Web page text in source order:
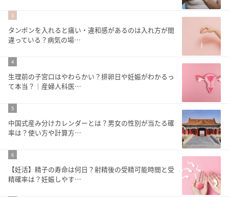
3
タンポンを入れると痛い・違和感があるのは入れ方が間
違っている？病気の場…
4
生理前の子宮口はやわらかい？排卵日や妊娠がわかるっ
て本当？｜産婦人科医…
5
中国式産み分けカレンダーとは？男女の性別が当たる確
率は？使い方や計算方…
6
【妊活】精子の寿命は何日？射精後の受精可能時間と受
精確率は？妊娠しやす…